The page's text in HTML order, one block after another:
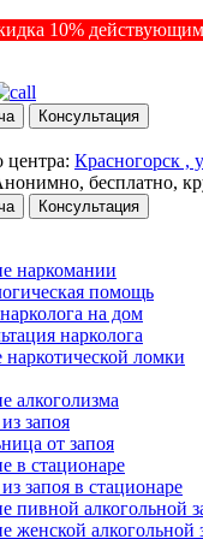
10%
Консультация
центра: Красногорск ,
бесплатно,
Консультация
наркомании
помощь
на дом
нарколога
наркотической ломки
алкоголизма
запоя
от запоя
в стационаре
запоя в стационаре
пивной алкогольной
женской алкогольной